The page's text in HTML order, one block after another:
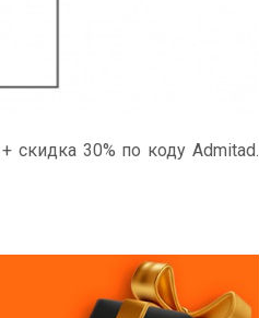
+ скидка 30% по коду Admitad.